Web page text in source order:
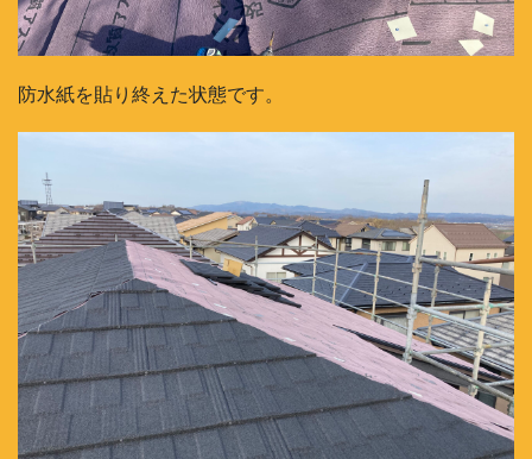
防水紙を貼り終えた状態です。